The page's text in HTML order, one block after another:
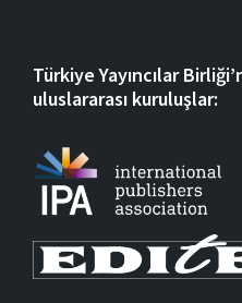
Türkiye Yayıncılar
uluslararası kuruluşlar: